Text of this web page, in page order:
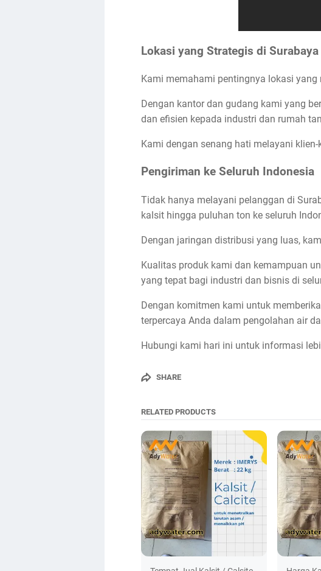
Lokasi yang Strategis di Surabaya
Kami memahami pentingnya lokasi
Dengan kantor dan gudang kami yang
dan efisien kepada industri dan rumah
Kami dengan senang hati melayani
Pengiriman ke Seluruh Indonesia
Tidak hanya melayani pelanggan di
kalsit hingga puluhan ton ke seluruh
Dengan jaringan distribusi yang luas,
Kualitas produk kami dan kemampuan
yang tepat bagi industri dan bisnis di
Dengan komitmen kami untuk
terpercaya Anda dalam pengolahan air
Hubungi kami hari ini untuk informasi
SHARE
RELATED PRODUCTS